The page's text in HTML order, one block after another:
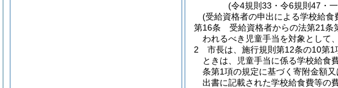
(令4規則33・令6規則47・
(受給資格者の申出による学校給
第16条
受給資格者からの法第21条
われるべき児童手当を対象として
2
市長は、施行規則第12条の10第1
ときは、児童手当に係る学校給食
条第1項の規定に基づく寄附金額
出書に記載された学校給食費等の